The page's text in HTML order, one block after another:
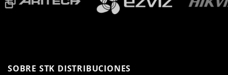
SOBRE STK DISTRIBUCIONES